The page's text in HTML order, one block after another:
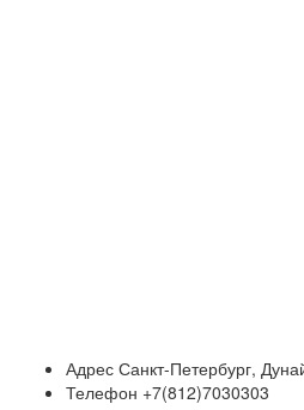
Адрес Санкт-Петербург,
Телефон +7(812)7030303